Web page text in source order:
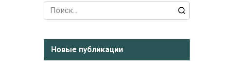
Search
for:
Новые публикации